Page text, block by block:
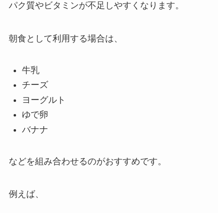
パク質やビタミンが不足しやすくなります。
朝食として利用する場合は、
牛乳
チーズ
ヨーグルト
ゆで卵
バナナ
などを組み合わせるのがおすすめです。
例えば、